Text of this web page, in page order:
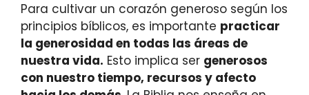
Para cultivar un corazón generoso según los
principios bíblicos, es importante practicar
la generosidad en todas las áreas de
nuestra vida. Esto implica ser generosos
con nuestro tiempo, recursos y afecto